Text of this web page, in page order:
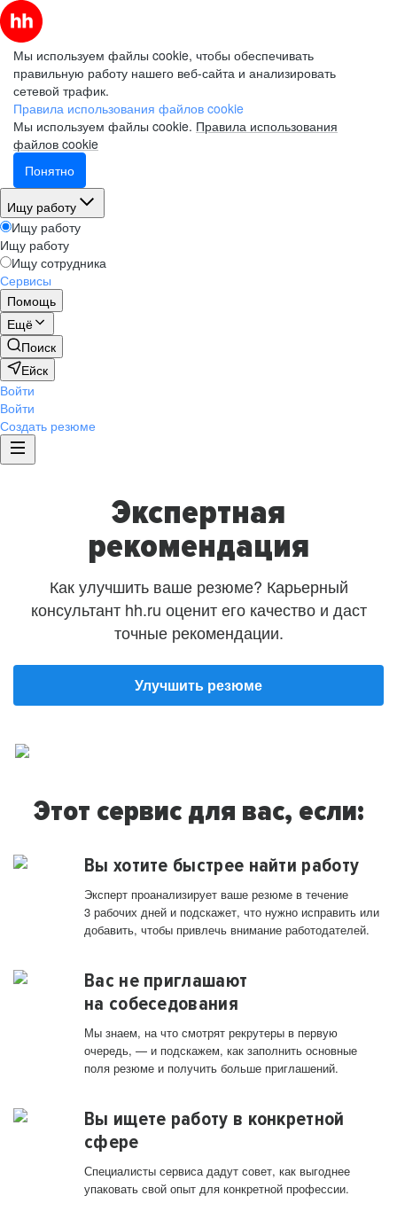
Мы используем файлы cookie, чтобы обеспечивать
правильную работу нашего веб-сайта и анализировать
сетевой трафик.
Правила использования файлов cookie
Мы используем файлы cookie. Правила использования
файлов cookie
Понятно
Ищу работу
Ищу работу
Ищу работу
Ищу сотрудника
Сервисы
Помощь
Ещё
Поиск
Ейск
Войти
Войти
Создать резюме
Экспертная
рекомендация
Как улучшить ваше резюме? Карьерный
консультант hh.ru оценит его качество и даст
точные рекомендации.
Улучшить резюме
Этот сервис для вас, если:
Вы хотите быстрее найти работу
Эксперт проанализирует ваше резюме в течение
3 рабочих дней и подскажет, что нужно исправить или
добавить, чтобы привлечь внимание работодателей.
Вас не приглашают
на собеседования
Мы знаем, на что смотрят рекрутеры в первую
очередь, — и подскажем, как заполнить основные
поля резюме и получить больше приглашений.
Вы ищете работу в конкретной
сфере
Специалисты сервиса дадут совет, как выгоднее
упаковать свой опыт для конкретной профессии.